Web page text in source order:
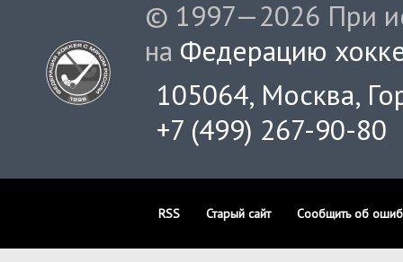
© 1997—2026 При
на Федерацию
105064, Москва,
+7 (499) 267-90-80
RSS Старый сайт Сообщить об